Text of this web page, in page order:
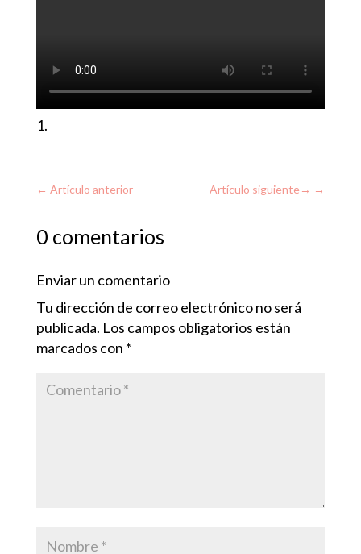
← Artículo anterior Artículo siguiente →
0 comentarios
Enviar un comentario
Tu dirección de correo electrónico no será
publicada. Los campos obligatorios están
marcados con *